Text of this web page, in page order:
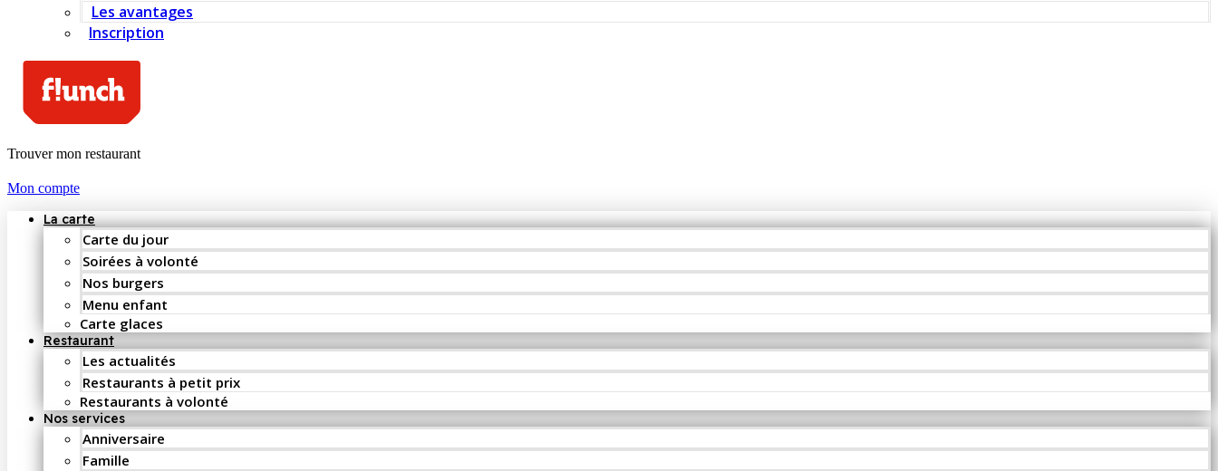
Les avantages
Inscription
Trouver mon restaurant
Mon compte
La carte
Carte du jour
Soirées à volonté
Nos burgers
Menu enfant
Carte glaces
Restaurant
Les actualités
Restaurants à petit prix
Restaurants à volonté
Nos services
Anniversaire
Famille